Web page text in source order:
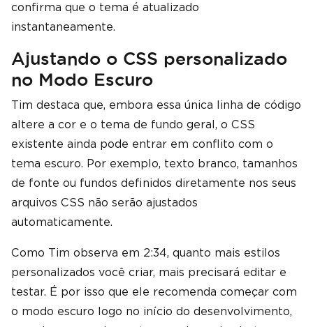
confirma que o tema é atualizado
instantaneamente.
Ajustando o CSS personalizado
no Modo Escuro
Tim destaca que, embora essa única linha de código
altere a cor e o tema de fundo geral, o CSS
existente ainda pode entrar em conflito com o
tema escuro. Por exemplo, texto branco, tamanhos
de fonte ou fundos definidos diretamente nos seus
arquivos CSS não serão ajustados
automaticamente.
Como Tim observa em 2:34, quanto mais estilos
personalizados você criar, mais precisará editar e
testar. É por isso que ele recomenda começar com
o modo escuro logo no início do desenvolvimento,